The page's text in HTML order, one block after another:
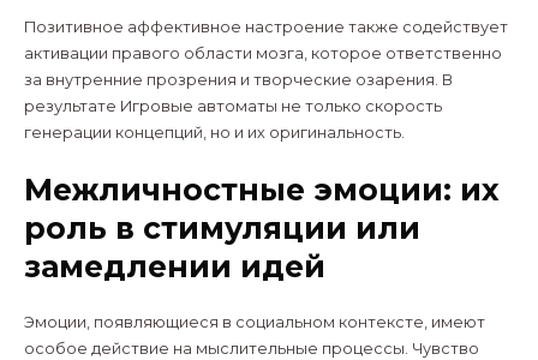
Позитивное аффективное настроение также содействует
активации правого области мозга, которое ответственно
за внутренние прозрения и творческие озарения. В
результате Игровые автоматы не только скорость
генерации концепций, но и их оригинальность.
Межличностные эмоции: их
роль в стимуляции или
замедлении идей
Эмоции, появляющиеся в социальном контексте, имеют
особое действие на мыслительные процессы. Чувство